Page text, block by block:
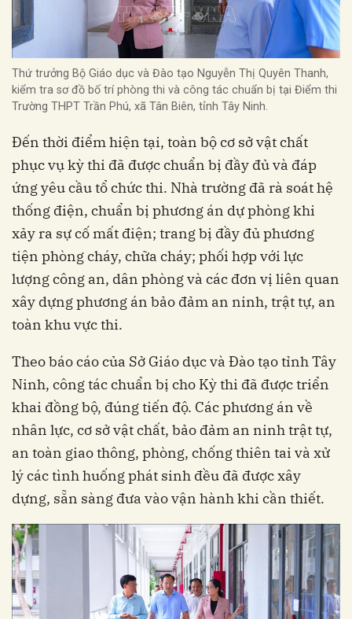
Thứ trưởng Bộ Giáo dục và Đào tạo Nguyễn Thị Quyên Thanh,
kiểm tra sơ đồ bố trí phòng thi và công tác chuẩn bị tại Điểm thi
Trường THPT Trần Phú, xã Tân Biên, tỉnh Tây Ninh.
Đến thời điểm hiện tại, toàn bộ cơ sở vật chất
phục vụ kỳ thi đã được chuẩn bị đầy đủ và đáp
ứng yêu cầu tổ chức thi. Nhà trường đã rà soát hệ
thống điện, chuẩn bị phương án dự phòng khi
xảy ra sự cố mất điện; trang bị đầy đủ phương
tiện phòng cháy, chữa cháy; phối hợp với lực
lượng công an, dân phòng và các đơn vị liên quan
xây dựng phương án bảo đảm an ninh, trật tự, an
toàn khu vực thi.
Theo báo cáo của Sở Giáo dục và Đào tạo tỉnh Tây
Ninh, công tác chuẩn bị cho Kỳ thi đã được triển
khai đồng bộ, đúng tiến độ. Các phương án về
nhân lực, cơ sở vật chất, bảo đảm an ninh trật tự,
an toàn giao thông, phòng, chống thiên tai và xử
lý các tình huống phát sinh đều đã được xây
dựng, sẵn sàng đưa vào vận hành khi cần thiết.